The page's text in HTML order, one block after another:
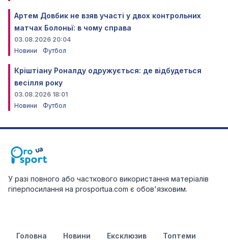
Артем Довбик не взяв участі у двох контрольних
матчах Болоньї: в чому справа
03.08.2026 20:04
Новини
Футбол
Кріштіану Роналду одружується: де відбудеться
весілля року
03.08.2026 18:01
Новини
Футбол
У разі повного або часткового використання матеріалів
гіперпосилання на prosportua.com є обов'язковим.
Головна Новини Ексклюзив Топтеми